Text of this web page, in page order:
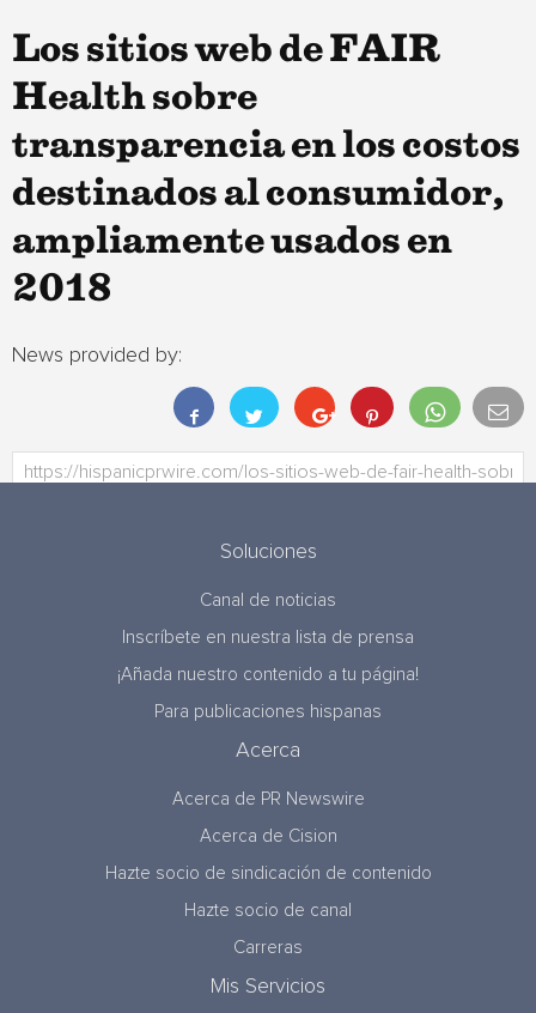
Los sitios web de FAIR
Health sobre
transparencia en los costos
destinados al consumidor,
ampliamente usados en
2018
News provided by:
Soluciones
Canal de noticias
Inscríbete en nuestra lista de prensa
¡Añada nuestro contenido a tu página!
Para publicaciones hispanas
Acerca
Acerca de PR Newswire
Acerca de Cision
Hazte socio de sindicación de contenido
Hazte socio de canal
Carreras
Mis Servicios